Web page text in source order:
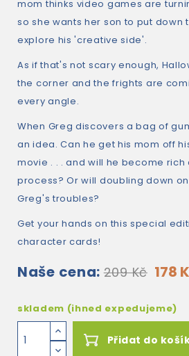
mom thinks video games are
so she wants her son to put down
explore his 'creative side'.
As if that's not scary enough,
the corner and the frights are
every angle.
When Greg discovers a bag of
an idea. Can he get his mom off
movie . . . and will he become rich
process? Or will doubling down
Greg's troubles?
Get your hands on this special
character cards!
Naše cena: 209 Kč 178
skladem (ihned expedujeme)
Přidat do